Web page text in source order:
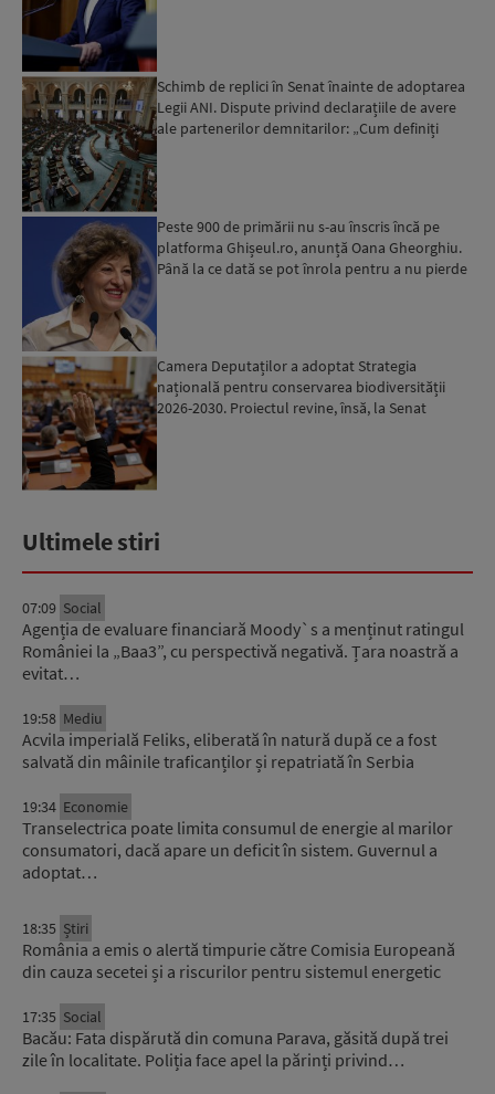
Schimb de replici în Senat înainte de adoptarea
Legii ANI. Dispute privind declarațiile de avere
ale partenerilor demnitarilor: „Cum definiți
Peste 900 de primării nu s-au înscris încă pe
platforma Ghișeul.ro, anunță Oana Gheorghiu.
Până la ce dată se pot înrola pentru a nu pierde
Camera Deputaților a adoptat Strategia
națională pentru conservarea biodiversității
2026-2030. Proiectul revine, însă, la Senat
Ultimele stiri
07:09 Social
Agenția de evaluare financiară Moody`s a menținut ratingul
României la „Baa3”, cu perspectivă negativă. Țara noastră a
evitat…
19:58 Mediu
Acvila imperială Feliks, eliberată în natură după ce a fost
salvată din mâinile traficanților și repatriată în Serbia
19:34 Economie
Transelectrica poate limita consumul de energie al marilor
consumatori, dacă apare un deficit în sistem. Guvernul a
adoptat…
18:35 Știri
România a emis o alertă timpurie către Comisia Europeană
din cauza secetei și a riscurilor pentru sistemul energetic
17:35 Social
Bacău: Fata dispărută din comuna Parava, găsită după trei
zile în localitate. Poliția face apel la părinți privind…